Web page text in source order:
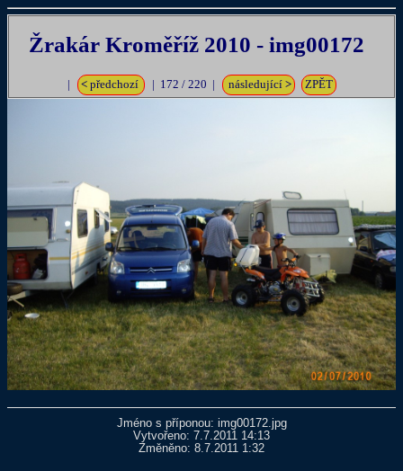
Žrakár Kroměříž 2010 - img00172
< předchozí | 172 / 220 | následující > ZPĚT
Jméno s příponou: img00172.jpg
Vytvořeno: 7.7.2011 14:13
Změněno: 8.7.2011 1:32